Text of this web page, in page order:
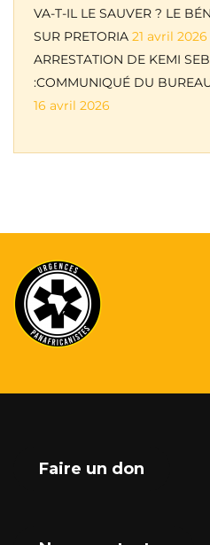
VA-T-IL LE SAUVER ? LE
SUR PRETORIA 21 avril 2026
ARRESTATION DE KEMI
:COMMUNIQUÉ DU
16 avril 2026
Faire un don